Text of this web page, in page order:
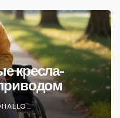
кресла-